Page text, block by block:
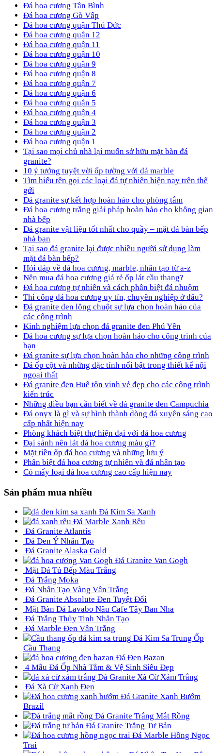
Đá hoa cương Tân Bình
Đá hoa cương Gò Vấp
Đá hoa cương quận Thủ Đức
Đá hoa cương quận 12
Đá hoa cương quận 11
Đá hoa cương quận 10
Đá hoa cương quận 9
Đá hoa cương quận 8
Đá hoa cương quận 7
Đá hoa cương quận 6
Đá hoa cương quận 5
Đá hoa cương quận 4
Đá hoa cương quận 3
Đá hoa cương quận 2
Đá hoa cương quận 1
Tại sao mọi chủ nhà lại muốn sở hữu mặt bàn đá
granite?
10 ý tưởng tuyệt vời ốp tường với đá marble
Tìm hiểu tên gọi các loại đá tự nhiên hiện nay trên thế
gới
Đá granite sự kết hợp hoàn hảo cho phòng tắm
Đá hoa cương trắng giải pháp hoàn hảo cho không gian
nhà bếp
Đá granite vật liệu tốt nhất cho quầy – mặt đá bàn bếp
nhà bạn
Tại sao đá granite lại được nhiều người sử dụng làm
mặt đá bàn bếp?
Hỏi đáp về đá hoa cương, marble, nhân tạo từ a-z
Nên mua đá hoa cương giá rẻ ốp lát cầu thang?
Đá hoa cương tự nhiên và cách phân biệt đá nhuộm
Thi công đá hoa cương uy tín, chuyên nghiệp ở đâu?
Đá granite đen lông chuột sự lựa chọn hoàn hảo của
các công trình
Kinh nghiệm lựa chọn đá granite đen Phú Yên
Đá hoa cương sự lựa chọn hoàn hảo cho công trình của
bạn
Đá granite sự lựa chọn hoàn hảo cho những công trình
Đá ốp cột và những đặc tính nổi bật trong thiết kế nội
ngoại thất
Đá granite đen Huế tôn vinh vẻ đẹp cho các công trình
kiến trúc
Những điều bạn cần biết về đá granite đen Campuchia
Đá onyx là gì và sự hình thành dòng đá xuyên sáng cao
cấp nhất hiện nay
Phòng khách biệt thự hiện đại với đá hoa cương
Đại sảnh nên lát đá hoa cương màu gì?
Mặt tiền ốp đá hoa cương và những lưu ý
Phân biệt đá hoa cương tự nhiên và đá nhân tạo
Có mấy loại đá hoa cương cao cấp hiện nay
Sản phẩm mua nhiều
Đá Kim Sa Xanh
Đá Marble Xanh Rêu
Đá Granite Atlantis
Đá Đen Ý Nhân Tạo
Đá Granite Alaska Gold
Đá Granite Van Gogh
Mặt Đá Tủ Bếp Màu Trắng
Đá Trắng Moka
Đá Nhân Tạo Vàng Vân Trắng
Đá Granite Absolute Đen Tuyệt Đối
Mặt Bàn Đá Lavabo Nâu Cafe Tây Ban Nha
Đá Trắng Thủy Tinh Nhân Tạo
Đá Marble Đen Vân Trắng
Đá Kim Sa Trung Ốp
Cầu Thang
Đá Đen Bazan
4 Mẫu Đá Ốp Nhà Tắm & Vệ Sinh Siêu Đẹp
Đá Granite Xà Cừ Xám Trắng
Đá Xà Cừ Xanh Đen
Đá Granite Xanh Bướm
Brazil
Đá Granite Trắng Mắt Rồng
Đá Granite Trắng Tư Bản
Đá Marble Hồng Ngọc
Trai